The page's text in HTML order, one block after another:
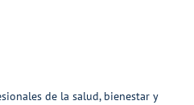
de la salud, bienestar y